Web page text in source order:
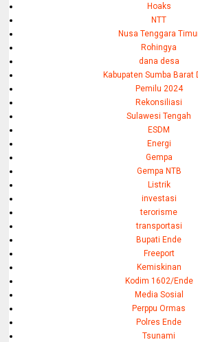
Hoaks
NTT
Nusa Tenggara
Rohingya
dana desa
Kabupaten Sumba Barat
Pemilu 2024
Rekonsiliasi
Sulawesi Tengah
ESDM
Energi
Gempa
Gempa NTB
Listrik
investasi
terorisme
transportasi
Bupati Ende
Freeport
Kemiskinan
Kodim 1602/Ende
Media Sosial
Perppu Ormas
Polres Ende
Tsunami